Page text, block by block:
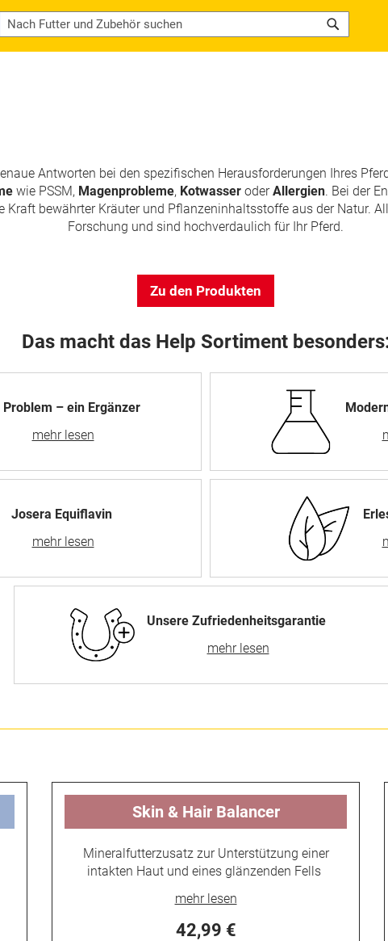
Antworten bei den spezifischen Herausforderungen Ihres
wie PSSM, Magenprobleme, Kotwasser oderAllergien. Bei der
bewährter Kräuter und Pflanzeninhaltsstoffe aus der Natur.
Forschung und sind hochverdaulich für Ihr Pferd.
Zu den Produkten
Das macht das Help Sortiment
Problem – ein Ergänzer
Josera Equiflavin
Unsere Zufriedenheitsgarantie
Skin & Hair Balancer
Mineralfutterzusatz zur Unterstützung einer
intakten Haut und eines glänzenden Fells
42,99 €